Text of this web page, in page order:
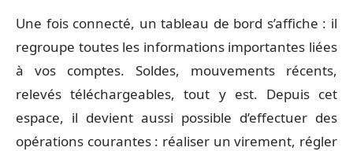
Une fois connecté, un tableau de bord s’affiche : il
regroupe toutes les informations importantes liées
à vos comptes. Soldes, mouvements récents,
relevés téléchargeables, tout y est. Depuis cet
espace, il devient aussi possible d’effectuer des
opérations courantes : réaliser un virement, régler